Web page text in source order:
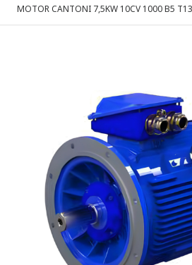
MOTOR CANTONI 7,5KW 10CV 1000 B5